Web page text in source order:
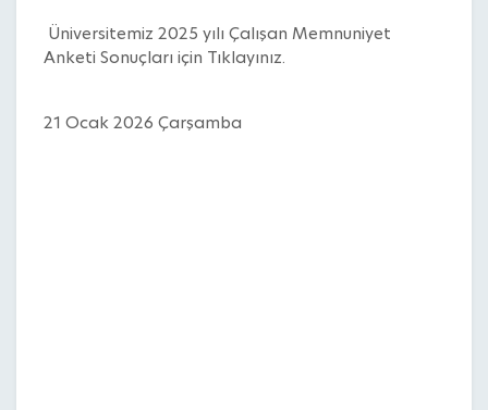
Üniversitemiz 2025 yılı Çalışan Memnuniyet
Anketi Sonuçları için Tıklayınız.
21 Ocak 2026 Çarşamba